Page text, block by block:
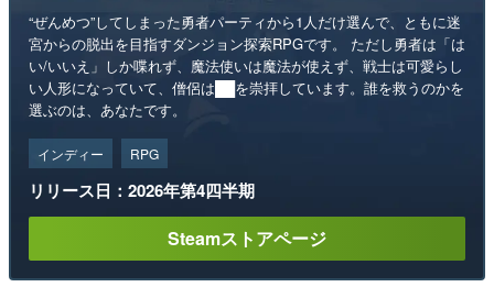
“ぜんめつ”してしまった勇者パーティから1人だけ選んで、ともに迷
宮からの脱出を目指すダンジョン探索RPGです。 ただし勇者は「は
い/いいえ」しか喋れず、魔法使いは魔法が使えず、戦士は可愛らし
い人形になっていて、僧侶は██を崇拝しています。誰を救うのかを
選ぶのは、あなたです。
インディー RPG
リリース日：2026年第4四半期
Steamストアページ